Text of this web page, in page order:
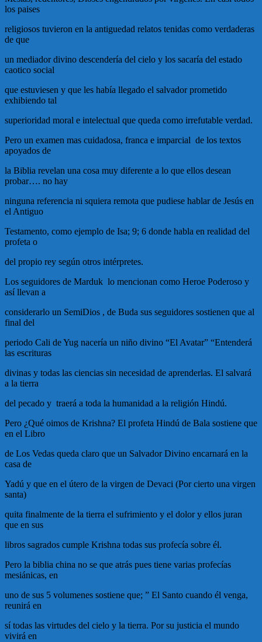
los paises
religiosos tuvieron en la antiguedad relatos tenidas como verdaderas
de que
un mediador divino descendería del cielo y los sacaría del estado
caotico social
que estuviesen y que les había llegado el salvador prometido
exhibiendo tal
superioridad moral e intelectual que queda como irrefutable verdad.
Pero un examen mas cuidadosa, franca e imparcial de los textos
apoyados de
la Biblia revelan una cosa muy diferente a lo que ellos desean
probar…. no hay
ninguna referencia ni squiera remota que pudiese hablar de Jesús en
el Antiguo
Testamento, como ejemplo de Isa; 9; 6 donde habla en realidad del
profeta o
del propio rey según otros intérpretes.
Los seguidores de Marduk lo mencionan como Heroe Poderoso y
así llevan a
considerarlo un SemiDios , de Buda sus seguidores sostienen que al
final del
periodo Cali de Yug nacería un niño divino “El Avatar” “Entenderá
las escrituras
divinas y todas las ciencias sin necesidad de aprenderlas. El salvará
a la tierra
del pecado y traerá a toda la humanidad a la religión Hindú.
Pero ¿Qué oimos de Krishna? El profeta Hindú de Bala sostiene que
en el Libro
de Los Vedas queda claro que un Salvador Divino encarnará en la
casa de
Yadú y que en el útero de la virgen de Devaci (Por cierto una virgen
santa)
quita finalmente de la tierra el sufrimiento y el dolor y ellos juran
que en sus
libros sagrados cumple Krishna todas sus profecía sobre él.
Pero la biblia china no se que atrás pues tiene varias profecías
mesiánicas, en
uno de sus 5 volumenes sostiene que; ” El Santo cuando él venga,
reunirá en
sí todas las virtudes del cielo y la tierra. Por su justicia el mundo
vivirá en